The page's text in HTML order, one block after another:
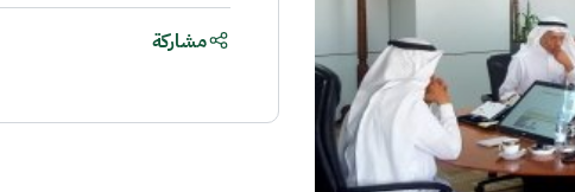
مشاركة